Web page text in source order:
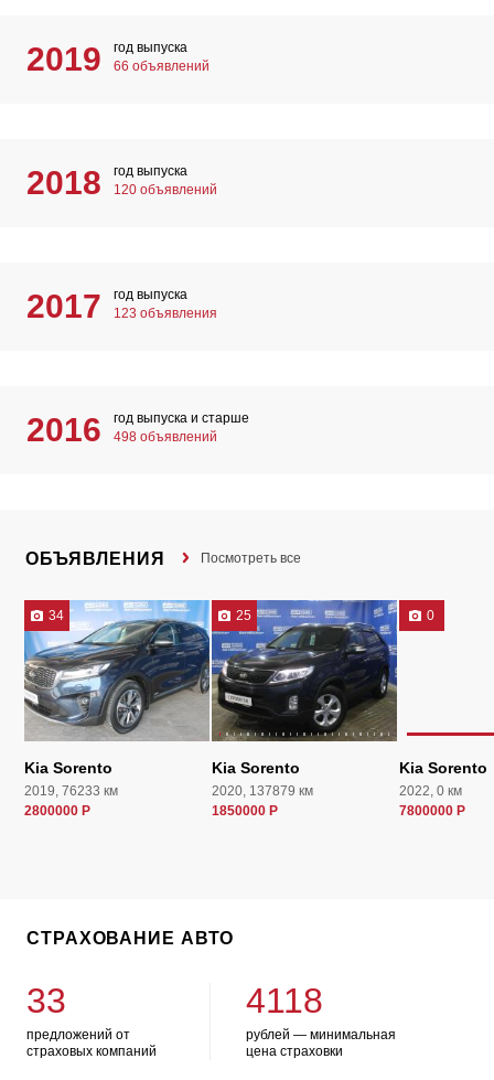
2019
год выпуска
66 объявлений
2018
год выпуска
120 объявлений
2017
год выпуска
123 объявления
2016
год выпуска и старше
498 объявлений
ОБЪЯВЛЕНИЯ Посмотреть все
34
Kia Sorento
2019, 76233 км
2800000 Р
25
Kia Sorento
2020, 137879 км
1850000 Р
0
Kia Sorento
2022, 0 км
7800000 Р
СТРАХОВАНИЕ АВТО
33
предложений от
страховых компаний
4118
рублей — минимальная
цена страховки